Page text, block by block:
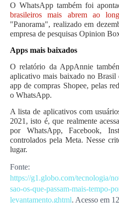
O WhatsApp também foi
brasileiros mais abrem ao
"Panorama", realizado em
empresa de pesquisas Opinion
Apps mais baixados
O relatório da AppAnnie
aplicativo mais baixado no Brasil
app de compras Shopee, pelas
o WhatsApp.
A lista de aplicativos com
2021, isto é, que realmente
por WhatsApp, Facebook,
controlados pela Meta. Nesse
lugar.
Fonte:
https://g1.globo.com/tecnologia/
sao-os-que-passam-mais-tempo-
levantamento.ghtml. Acesso em